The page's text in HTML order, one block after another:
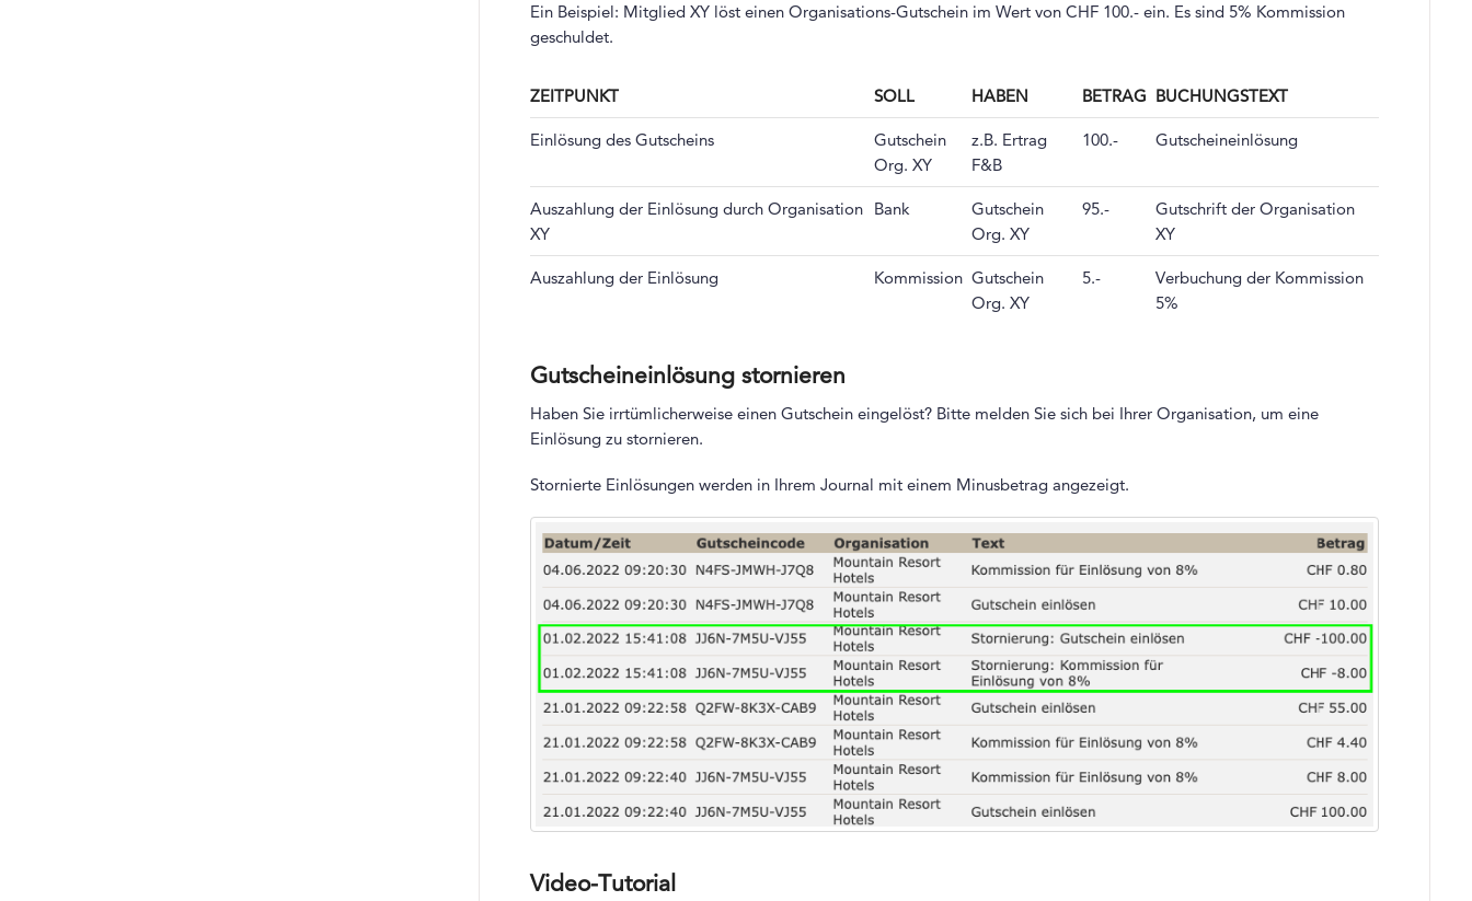
Ein Beispiel: Mitglied XY löst einen Organisations-Gutschein im Wert von CHF 100.- ein. Es sind 5% Kommission
geschuldet.
ZEITPUNKT SOLL HABEN BETRAG BUCHUNGSTEXT
Einlösung des Gutscheins
Gutschein
Org. XY
z.B. Ertrag
F&B
100.- Gutscheineinlösung
Auszahlung der Einlösung durch Organisation
XY
Bank
Gutschein
Org. XY
95.-
Gutschrift der Organisation
XY
Auszahlung der Einlösung Kommission Gutschein
Org. XY
5.-
Verbuchung der Kommission
5%
Gutscheineinlösung stornieren
Haben Sie irrtümlicherweise einen Gutschein eingelöst? Bitte melden Sie sich bei Ihrer Organisation, um eine
Einlösung zu stornieren.
Stornierte Einlösungen werden in Ihrem Journal mit einem Minusbetrag angezeigt.
Video-Tutorial